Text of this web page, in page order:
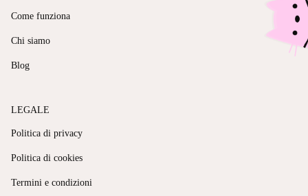
Come funziona
Chi siamo
Blog
LEGALE
Politica di privacy
Politica di cookies
Termini e condizioni